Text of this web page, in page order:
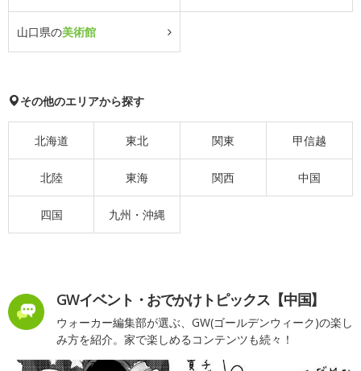
山口県の美術館
その他のエリアから探す
北海道 東北 関東 甲信越
北陸 東海 関西 中国
四国 九州・沖縄
GWイベント・おでかけトピックス【中国】
ウォーカー編集部が選ぶ、GW(ゴールデンウィーク)の楽し
み方を紹介。家で楽しめるコンテンツも続々！